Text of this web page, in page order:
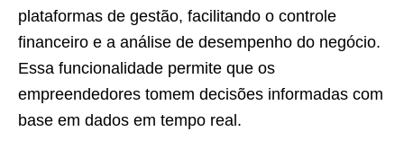
plataformas de gestão, facilitando o controle
financeiro e a análise de desempenho do negócio.
Essa funcionalidade permite que os
empreendedores tomem decisões informadas com
base em dados em tempo real.